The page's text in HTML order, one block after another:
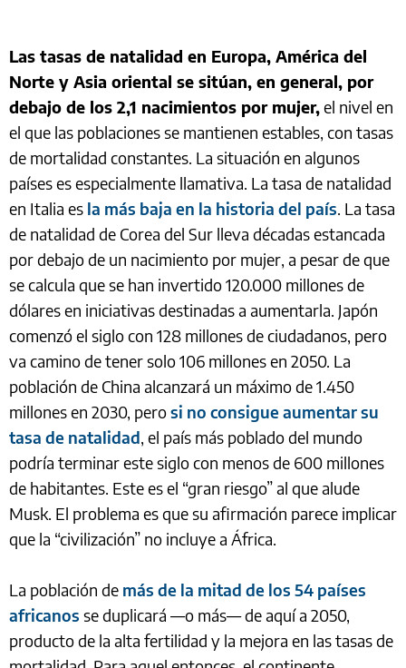
Las tasas de natalidad en Europa, América del
Norte y Asia oriental se sitúan, en general, por
debajo de los 2,1 nacimientos por mujer,el nivel en
el que las poblaciones se mantienen estables, con tasas
de mortalidad constantes. La situación en algunos
países es especialmente llamativa. La tasa de natalidad
en Italia es la más baja en la historia del país. La tasa
de natalidad de Corea del Sur lleva décadas estancada
por debajo de un nacimiento por mujer, a pesar de que
se calcula que se han invertido 120.000 millones de
dólares en iniciativas destinadas a aumentarla. Japón
comenzó el siglo con 128 millones de ciudadanos, pero
va camino de tener solo 106 millones en 2050. La
población de China alcanzará un máximo de 1.450
millones en 2030, perosi no consigue aumentar su
tasa de natalidad, el país más poblado del mundo
podría terminar este siglo con menos de 600 millones
de habitantes. Este es el “gran riesgo” al que alude
Musk. El problema es que su afirmación parece implicar
que la “civilización” no incluye a África.
La población de más de la mitad de los 54 países
africanos se duplicará —o más— de aquí a 2050,
producto de la alta fertilidad y la mejora en las tasas de